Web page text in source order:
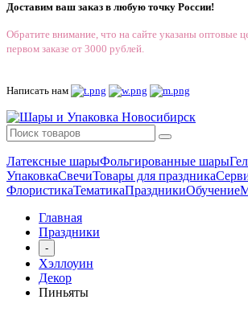
Доставим ваш заказ в любую точку России!
Обратите внимание, что на сайте указаны оптовые
первом заказе от 3000 рублей.
Написать нам
Латексные шарыФольгированные шары
УпаковкаСвечиТовары для праздника
ФлористикаТематикаПраздникиОбучение
Главная
Праздники
-
Хэллоуин
Декор
Пиньяты